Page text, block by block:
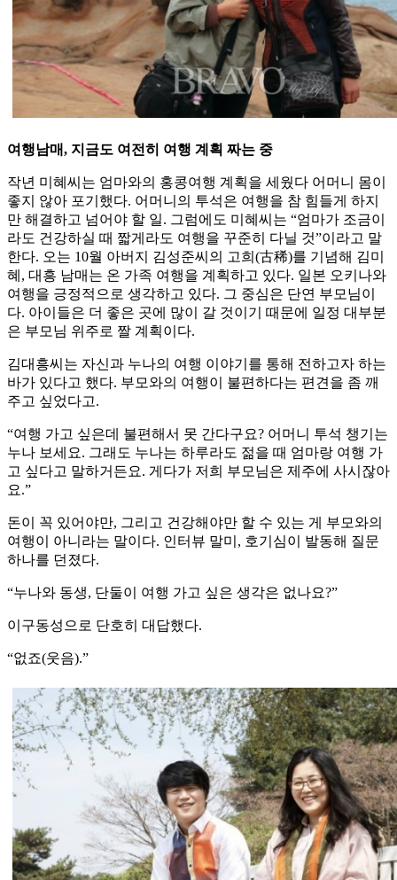
여행남매, 지금도 여전히 여행 계획 짜는 중
작년 미혜씨는 엄마와의 홍콩여행 계획을 세웠다 어머니 몸이
좋지 않아 포기했다. 어머니의 투석은 여행을 참 힘들게 하지
만 해결하고 넘어야 할 일. 그럼에도 미혜씨는 “엄마가 조금이
라도 건강하실 때 짧게라도 여행을 꾸준히 다닐 것”이라고 말
한다. 오는 10월 아버지 김성준씨의 고희(古稀)를 기념해 김미
혜, 대흥 남매는 온 가족 여행을 계획하고 있다. 일본 오키나와
여행을 긍정적으로 생각하고 있다. 그 중심은 단연 부모님이
다. 아이들은 더 좋은 곳에 많이 갈 것이기 때문에 일정 대부분
은 부모님 위주로 짤 계획이다.
김대흥씨는 자신과 누나의 여행 이야기를 통해 전하고자 하는
바가 있다고 했다. 부모와의 여행이 불편하다는 편견을 좀 깨
주고 싶었다고.
“여행 가고 싶은데 불편해서 못 간다구요? 어머니 투석 챙기는
누나 보세요. 그래도 누나는 하루라도 젊을 때 엄마랑 여행 가
고 싶다고 말하거든요. 게다가 저희 부모님은 제주에 사시잖아
요.”
돈이 꼭 있어야만, 그리고 건강해야만 할 수 있는 게 부모와의
여행이 아니라는 말이다. 인터뷰 말미, 호기심이 발동해 질문
하나를 던졌다.
“누나와 동생, 단둘이 여행 가고 싶은 생각은 없나요?”
이구동성으로 단호히 대답했다.
“없죠(웃음).”